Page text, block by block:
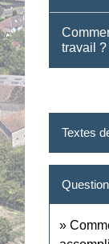
travail ?
Textes